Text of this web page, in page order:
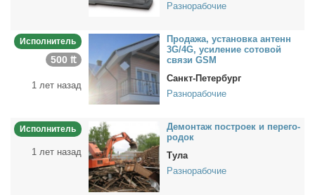
Разнорабочие
Исполнитель
500 ₶
1 лет назад
Про­да­жа, уста­нов­ка ан­тенн
3G/4G, уси­ле­ние со­то­вой
свя­зи GSM
Санкт-Петербург
Разнорабочие
Исполнитель
1 лет назад
Де­мон­таж по­стро­ек и пе­ре­го­
ро­док
Тула
Разнорабочие